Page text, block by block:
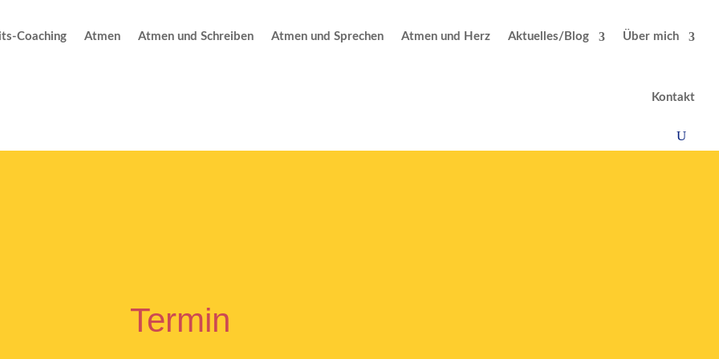
Coaching Atmen Atmen und Schreiben Atmen und Sprechen Atmen und Herz Aktuelles/Blog Über mich
Kontakt
Termin